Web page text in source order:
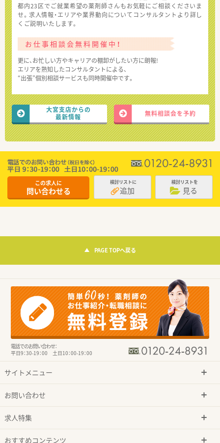
都内23区でご就業希望の薬剤師さんもお気軽にご相談くださいま
せ。求人情報・エリアや業界動向についてコンサルタントより詳し
くご説明いたします。
お仕事相談会無料開催中！
更に、お忙しい方やキャリアの棚卸がしたい方に朗報!
エリアを熟知したコンサルタントによる、
“出張”個別相談サービスも同時開催中です。
大宮支店からの
最新情報
無料相談会を予約
この求人に
問い合わせる
検討リストに
追加
検討リストを
見る
PAGE TOPへ戻る
電話でのお問い合わせ：
平日9：30-19：00 土日10：00-19：00
サイトメニュー
お問い合わせ
求人特集
おすすめコンテンツ